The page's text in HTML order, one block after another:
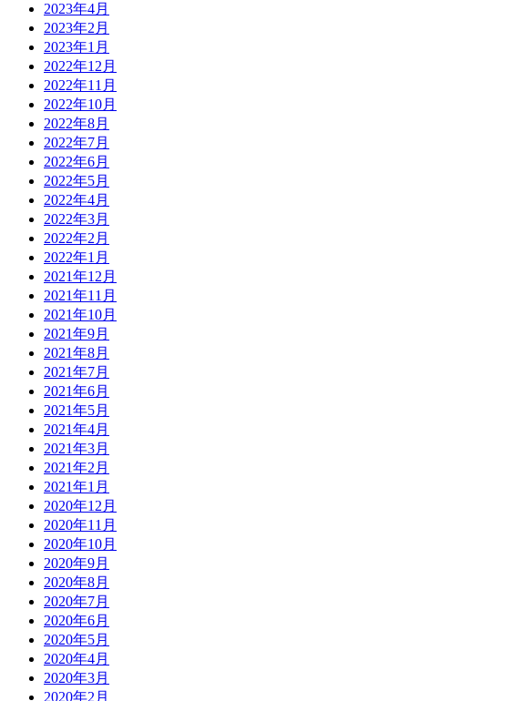
2023年4月
2023年2月
2023年1月
2022年12月
2022年11月
2022年10月
2022年8月
2022年7月
2022年6月
2022年5月
2022年4月
2022年3月
2022年2月
2022年1月
2021年12月
2021年11月
2021年10月
2021年9月
2021年8月
2021年7月
2021年6月
2021年5月
2021年4月
2021年3月
2021年2月
2021年1月
2020年12月
2020年11月
2020年10月
2020年9月
2020年8月
2020年7月
2020年6月
2020年5月
2020年4月
2020年3月
2020年2月